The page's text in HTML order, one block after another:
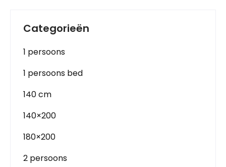
Categorieën
1 persoons
1 persoons bed
140 cm
140×200
180×200
2 persoons